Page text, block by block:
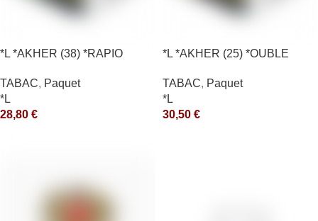
*L *AKHER (38) *RAPIO
TABAC, Paquet
*L
28,80 €
*L *AKHER (25) *OUBLE
TABAC, Paquet
*L
30,50 €